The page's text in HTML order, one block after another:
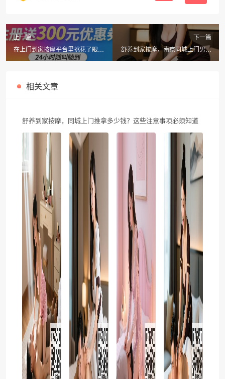
上一篇
在上门到家按摩平台里挑花了眼？
天津同城上门按摩平台推荐舒养到
下一篇
舒养到家按摩，南京同城上门男士
养生按摩新体验
相关文章
舒养到家按摩，同城上门推拿多少钱？这些注意事项必须知道